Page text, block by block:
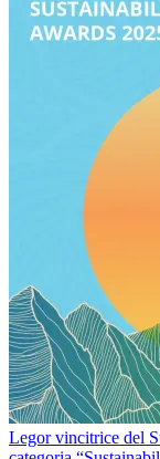
Legor vincitrice del